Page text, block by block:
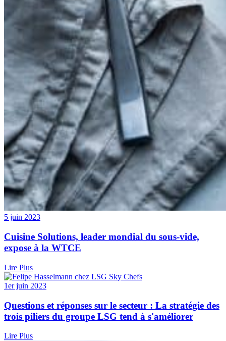
5 juin 2023
Cuisine Solutions, leader mondial du sous-vide,
expose à la WTCE
Lire Plus
1er juin 2023
Questions et réponses sur le secteur : La stratégie des
trois piliers du groupe LSG tend à s'améliorer
Lire Plus